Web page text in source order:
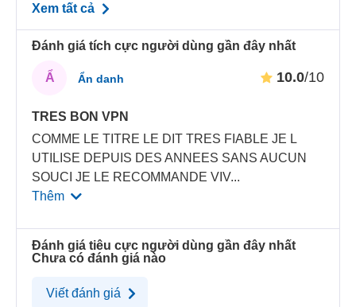
Xem tất cả
Đánh giá tích cực người dùng gần đây nhất
Ẩ Ẩn danh 10.0/10
TRES BON VPN
COMME LE TITRE LE DIT TRES FIABLE JE L
UTILISE DEPUIS DES ANNEES SANS AUCUN
SOUCI JE LE RECOMMANDE VIV...
Thêm
Đánh giá tiêu cực người dùng gần đây nhất
Chưa có đánh giá nào
Viết đánh giá